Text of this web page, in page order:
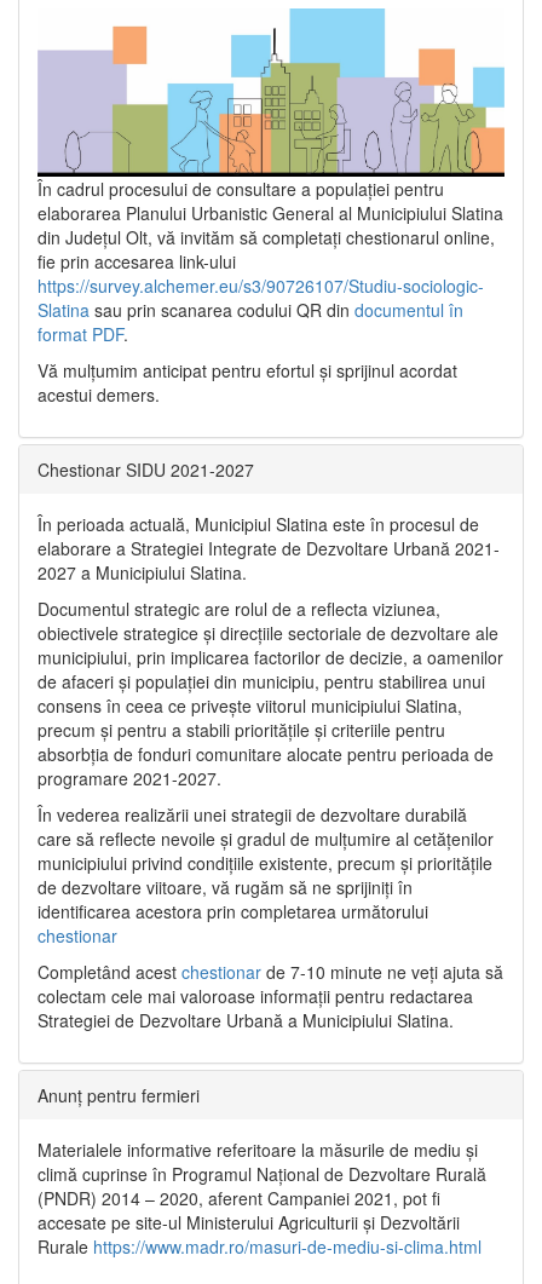
În cadrul procesului de consultare a populaţiei pentru
elaborarea Planului Urbanistic General al Municipiului Slatina
din Județul Olt, vă invităm să completați chestionarul online,
fie prin accesarea link-ului
https://survey.alchemer.eu/s3/90726107/Studiu-sociologic-
Slatina sau prin scanarea codului QR din documentul în
format PDF.
Vă mulţumim anticipat pentru efortul şi sprijinul acordat
acestui demers.
Chestionar SIDU 2021-2027
În perioada actuală, Municipiul Slatina este în procesul de
elaborare a Strategiei Integrate de Dezvoltare Urbană 2021‐
2027 a Municipiului Slatina.
Documentul strategic are rolul de a reflecta viziunea,
obiectivele strategice și direcțiile sectoriale de dezvoltare ale
municipiului, prin implicarea factorilor de decizie, a oamenilor
de afaceri și populației din municipiu, pentru stabilirea unui
consens în ceea ce privește viitorul municipiului Slatina,
precum și pentru a stabili prioritățile și criteriile pentru
absorbția de fonduri comunitare alocate pentru perioada de
programare 2021-2027.
În vederea realizării unei strategii de dezvoltare durabilă
care să reflecte nevoile și gradul de mulțumire al cetățenilor
municipiului privind condițiile existente, precum și prioritățile
de dezvoltare viitoare, vă rugăm să ne sprijiniți în
identificarea acestora prin completarea următorului
chestionar
Completând acest chestionar de 7-10 minute ne veți ajuta să
colectam cele mai valoroase informații pentru redactarea
Strategiei de Dezvoltare Urbană a Municipiului Slatina.
Anunț pentru fermieri
Materialele informative referitoare la măsurile de mediu și
climă cuprinse în Programul Național de Dezvoltare Rurală
(PNDR) 2014 – 2020, aferent Campaniei 2021, pot fi
accesate pe site-ul Ministerului Agriculturii și Dezvoltării
Rurale https://www.madr.ro/masuri-de-mediu-si-clima.html